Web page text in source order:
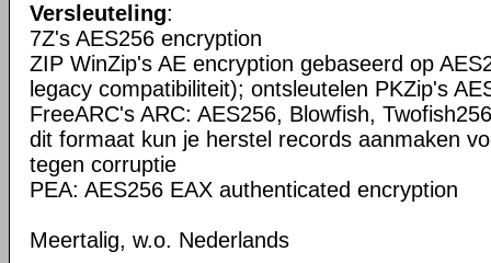
Versleuteling:
7Z's AES256 encryption
ZIP WinZip's AE encryption gebaseerd op
legacy compatibiliteit); ontsleutelen PKZip's
FreeARC's ARC: AES256, Blowfish,
dit formaat kun je herstel records aanmaken
tegen corruptie
PEA: AES256 EAX authenticated encryption
Meertalig, w.o. Nederlands